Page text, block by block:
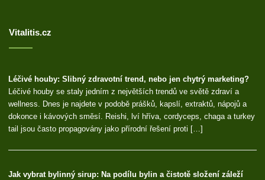
Vitalitis.cz
Léčivé houby: Slibný zdravotní trend, nebo jen chytrý marketing?
Léčivé houby se staly jedním z největších trendů ve světě zdraví a
wellness. Dnes je najdete v podobě prášků, kapslí, extraktů, nápojů a
dokonce i kávových směsí. Reishi, lví hříva, cordyceps, chaga a turkey
tail jsou často propagovány jako přírodní řešení proti […]
Jak vybrat bylinný sirup: Na podílu bylin a čistotě složení záleží